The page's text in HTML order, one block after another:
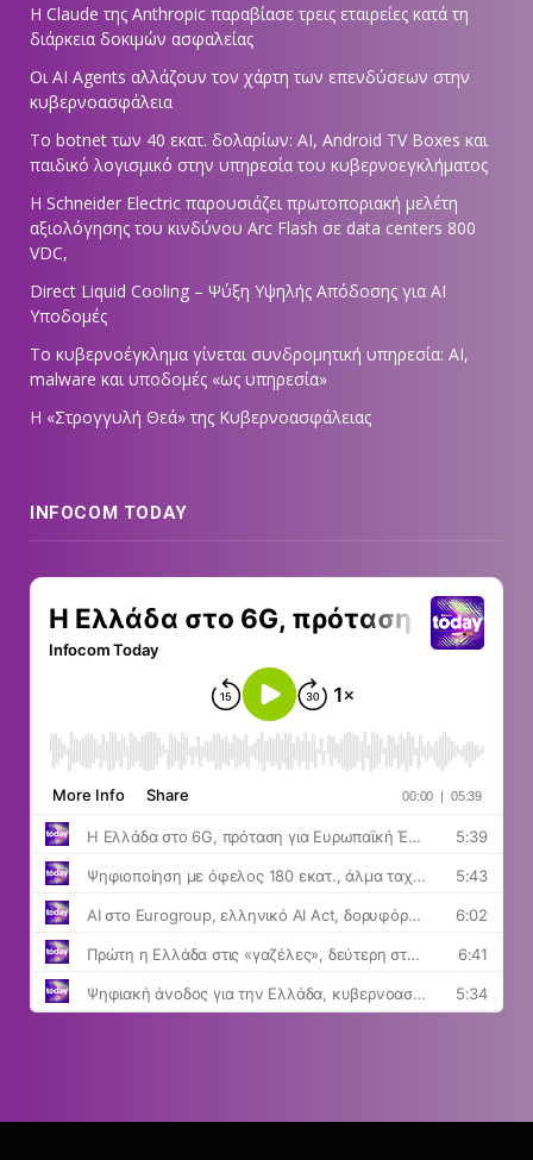
Η Claude της Anthropic παραβίασε τρεις εταιρείες κατά τη
διάρκεια δοκιμών ασφαλείας
Οι AI Agents αλλάζουν τον χάρτη των επενδύσεων στην
κυβερνοασφάλεια
Το botnet των 40 εκατ. δολαρίων: AI, Android TV Boxes και
παιδικό λογισμικό στην υπηρεσία του κυβερνοεγκλήματος
Η Schneider Electric παρουσιάζει πρωτοποριακή μελέτη
αξιολόγησης του κινδύνου Arc Flash σε data centers 800
VDC,
Direct Liquid Cooling – Ψύξη Υψηλής Απόδοσης για AI
Υποδομές
Το κυβερνοέγκλημα γίνεται συνδρομητική υπηρεσία: AI,
malware και υποδομές «ως υπηρεσία»
Η «Στρογγυλή Θεά» της Κυβερνοασφάλειας
INFOCOM TODAY